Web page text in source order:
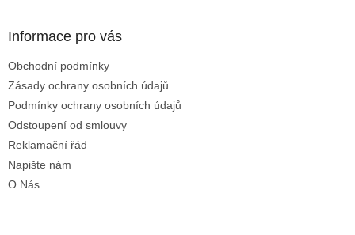
Informace pro vás
Obchodní podmínky
Zásady ochrany osobních údajů
Podmínky ochrany osobních údajů
Odstoupení od smlouvy
Reklamační řád
Napište nám
O Nás